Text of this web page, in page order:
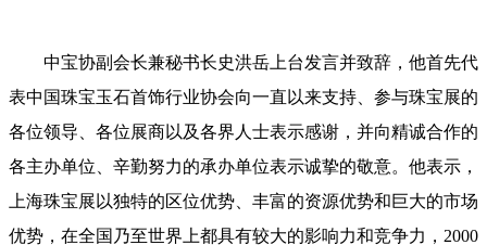
中宝协副会长兼秘书长史洪岳上台发言并致辞，他首先代
表中国珠宝玉石首饰行业协会向一直以来支持、参与珠宝展的
各位领导、各位展商以及各界人士表示感谢，并向精诚合作的
各主办单位、辛勤努力的承办单位表示诚挚的敬意。他表示，
上海珠宝展以独特的区位优势、丰富的资源优势和巨大的市场
优势，在全国乃至世界上都具有较大的影响力和竞争力，2000